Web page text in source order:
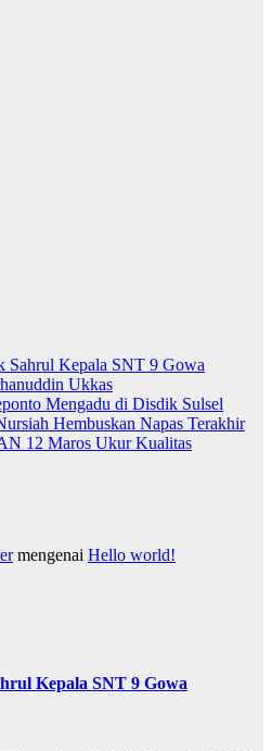
Sahrul Kepala SNT 9 Gowa
Ukkas
Mengadu di Disdik Sulsel
Hembuskan Napas Terakhir
12 Maros Ukur Kualitas
mengenai Hello world!
Kepala SNT 9 Gowa